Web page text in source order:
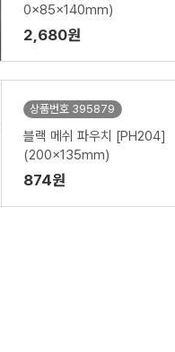
0x85x140mm)
2,680원
상품번호 395879
블랙 메쉬 파우치 [PH204]
(200x135mm)
874원